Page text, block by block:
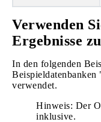
Verwenden
Ergebnisse
In den folgenden
Beispieldatenbanken
verwendet.
Hinweis: Der
inklusive.